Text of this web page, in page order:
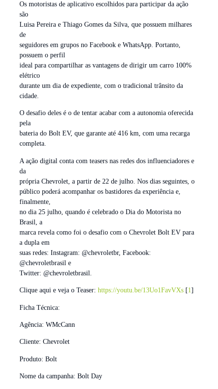
Os motoristas de aplicativo escolhidos para participar da ação
são
Luisa Pereira e Thiago Gomes da Silva, que possuem milhares
de
seguidores em grupos no Facebook e WhatsApp. Portanto,
possuem o perfil
ideal para compartilhar as vantagens de dirigir um carro 100%
elétrico
durante um dia de expediente, com o tradicional trânsito da
cidade.
O desafio deles é o de tentar acabar com a autonomia oferecida
pela
bateria do Bolt EV, que garante até 416 km, com uma recarga
completa.
A ação digital conta com teasers nas redes dos influenciadores e
da
própria Chevrolet, a partir de 22 de julho. Nos dias seguintes, o
público poderá acompanhar os bastidores da experiência e,
finalmente,
no dia 25 julho, quando é celebrado o Dia do Motorista no
Brasil, a
marca revela como foi o desafio com o Chevrolet Bolt EV para
a dupla em
suas redes: Instagram: @chevroletbr, Facebook:
@chevroletbrasil e
Twitter: @chevroletbrasil.
Clique aqui e veja o Teaser: https://youtu.be/13Uo1FavVXs [1]
Ficha Técnica:
Agência: WMcCann
Cliente: Chevrolet
Produto: Bolt
Nome da campanha: Bolt Day